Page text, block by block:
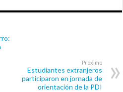
Próximo
Estudiantes extranjeros
participaron en jornada de
orientación de la PDI